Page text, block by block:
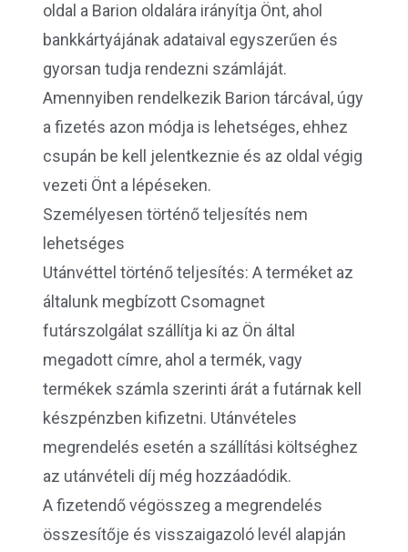
oldal a Barion oldalára irányítja Önt, ahol
bankkártyájának adataival egyszerűen és
gyorsan tudja rendezni számláját.
Amennyiben rendelkezik Barion tárcával, úgy
a fizetés azon módja is lehetséges, ehhez
csupán be kell jelentkeznie és az oldal végig
vezeti Önt a lépéseken.
Személyesen történő teljesítés nem
lehetséges
Utánvéttel történő teljesítés: A terméket az
általunk megbízott Csomagnet
futárszolgálat szállítja ki az Ön által
megadott címre, ahol a termék, vagy
termékek számla szerinti árát a futárnak kell
készpénzben kifizetni. Utánvételes
megrendelés esetén a szállítási költséghez
az utánvételi díj még hozzáadódik.
A fizetendő végösszeg a megrendelés
összesítője és visszaigazoló levél alapján